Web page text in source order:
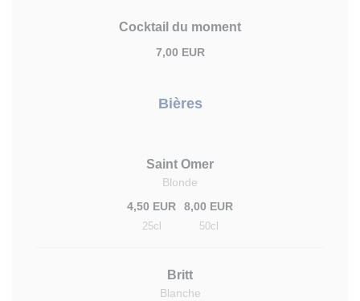
Cocktail du moment
7,00 EUR
Bières
Saint Omer
Blonde
4,50 EUR
25cl
8,00 EUR
50cl
Britt
Blanche